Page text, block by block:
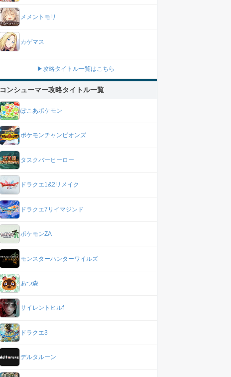
メメントモリ
カゲマス
▶攻略タイトル一覧はこちら
コンシューマー攻略タイトル一覧
ぽこあポケモン
ポケモンチャンピオンズ
タスクバーヒーロー
ドラクエ1&2リメイク
ドラクエ7リイマジンド
ポケモンZA
モンスターハンターワイルズ
あつ森
サイレントヒルf
ドラクエ3
デルタルーン